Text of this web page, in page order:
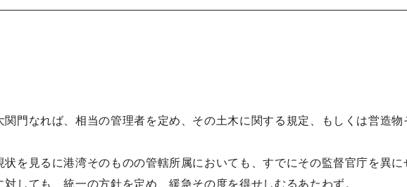
門なれば、相当の管理者を定め、その土木に関する規定、もしくは営造
を見るに港湾そのものの管轄所属においても、すでにその監督官庁を異に
しても、統一の方針を定め、緩急その度を得せしむるあたわず。